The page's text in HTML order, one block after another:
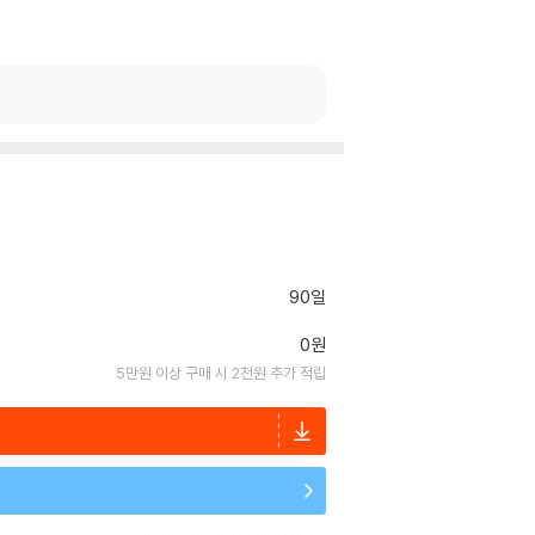
90일
0원
5만원 이상 구매 시 2천원 추가 적립